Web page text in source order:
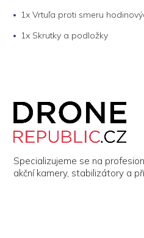
1x Vrtuľa proti smeru
1x Skrutky a podložky
Specializujeme se na
akční kamery, stabilizátory a